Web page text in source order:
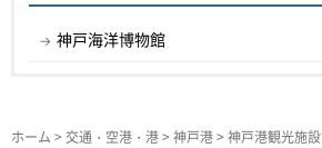
神戸海洋博物館
ホーム > 交通・空港・港> 神戸港> 神戸港観光施設